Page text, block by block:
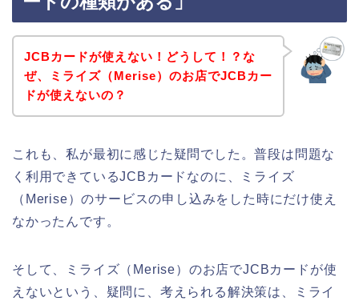
JCBカードが使えない！どうして！？な
ぜ、ミライズ（Merise）のお店でJCBカー
ドが使えないの？
これも、私が最初に感じた疑問でした。普段は問題な
く利用できているJCBカードなのに、ミライズ
（Merise）のサービスの申し込みをした時にだけ使え
なかったんです。
そして、ミライズ（Merise）のお店でJCBカードが使
えないという、疑問に、考えられる解決策は、ミライ